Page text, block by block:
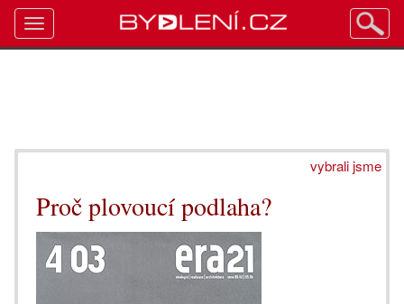
vybrali jsme
Proč plovoucí podlaha?
Toggle
navigation